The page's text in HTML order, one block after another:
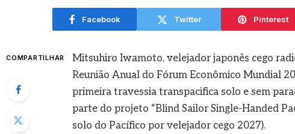
Facebook Twitter Pinterest
COMPARTILHAR
Mitsuhiro Iwamoto, velejador japonês cego
Reunião Anual do Fórum Econômico Mundial
primeira travessia transpacifica solo e sem
parte do projeto “Blind Sailor Single-Handed
solo do Pacífico por velejador cego 2027).
agosto 5, 2026